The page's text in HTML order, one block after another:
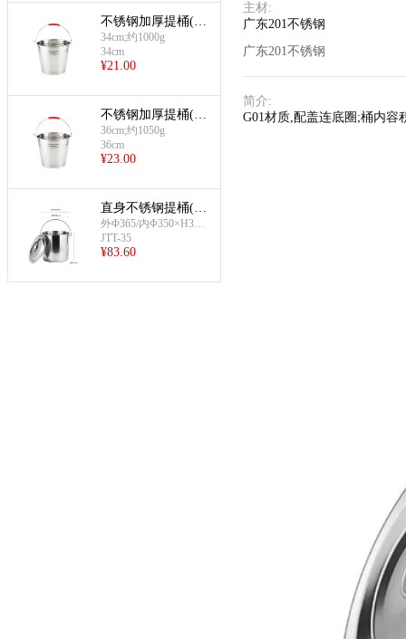
不锈钢加厚提桶(34
cm)
34cm;约1000g
34cm
¥21.00
不锈钢加厚提桶(36
cm)
36cm;约1050g
36cm
¥23.00
直身不锈钢提桶(Ф
350×H350mm)
外Φ365/内Φ350×H375
mm
JTT-35
¥83.60
主材:
广东201不锈钢
广东201不锈钢
简介:
G01材质,配盖连底圈;桶内容